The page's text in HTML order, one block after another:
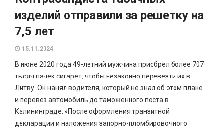
изделий отправили за решетку на
7,5 лет
15.11.2024
В июне 2020 года 49-летний мужчина приобрел более 707
тысяч пачек сигарет, чтобы незаконно перевезти их в
Литву. Он нанял водителя, который не знал об этом плане
и перевез автомобиль до таможенного поста в
Калининграде. «После оформления транзитной
декларации и наложения запорно-пломбировочного